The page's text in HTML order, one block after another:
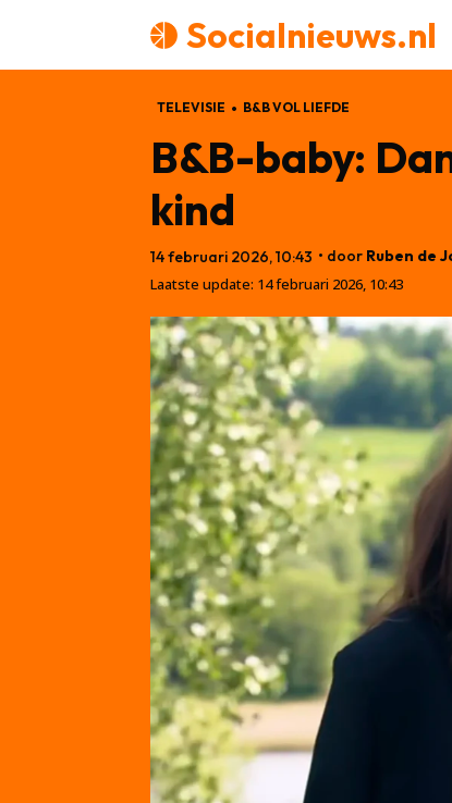
Socialnieuws.nl
TELEVISIE B&B VOL LIEFDE
B&B-baby:
kind
14 februari 2026, 10:43 • door Ruben de
Laatste update: 14 februari 2026, 10:43